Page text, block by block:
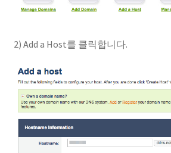
2) Add a Host를 클릭합니다.